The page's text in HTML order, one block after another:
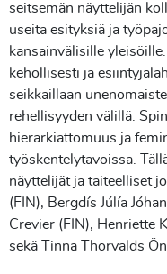
seitsemän näyttelijän
useita esityksiä ja
kansainvälisille
kehollisesti ja
seikkaillaan
rehellisyyden välillä.
hierarkiattomuus ja
työskentelytavoissa.
näyttelijät ja taiteelliset
(FIN), Bergdís Júlía
Crevier (FIN), Henriette
sekä Tinna Thorvalds